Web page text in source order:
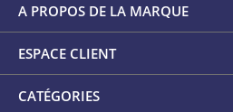
A PROPOS DE LA MARQUE
ESPACE CLIENT
CATÉGORIES